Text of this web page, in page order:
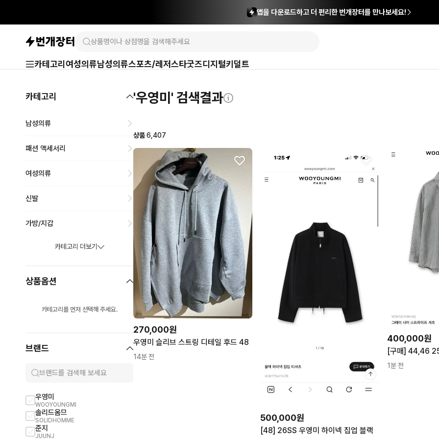
앱을 다운로드하고 더 편리한 번개장터를 만나보세요!
카테고리 여성의류남성의류스포츠/레저스타굿즈디지털키덜트
카테고리
남성의류
패션 액세서리
여성의류
신발
가방/지갑
카테고리 더보기
상품옵션
카테고리를 먼저 선택해 주세요.
브랜드
우영미
WOOYOUNGMI
솔리드옴므
SOLIDHOMME
준지
JUUNJ
메종키츠네
MAISON KITSUNE
코스
COS
오프화이트
OFF-WHITE™️
'우영미' 검색결과
상품6,407
270,000원
우영미 슬리브 스트링 디테일 후드 48
14분 전
500,000원
[48] 26SS 우영미 하이넥 집업 블랙
400,000원
1분 전